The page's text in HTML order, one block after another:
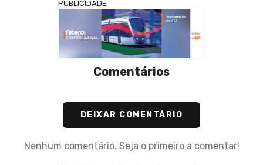
PUBLICIDADE
Comentários
DEIXAR COMENTÁRIO
Nenhum comentário. Seja o primeiro a comentar!